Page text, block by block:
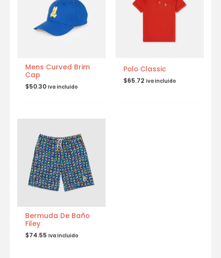
Mens Curved Brim
Cap
$50.30 Iva incluido
Polo Classic
$65.72 Iva incluido
Bermuda De Baño
Filey
$74.55 Iva incluido